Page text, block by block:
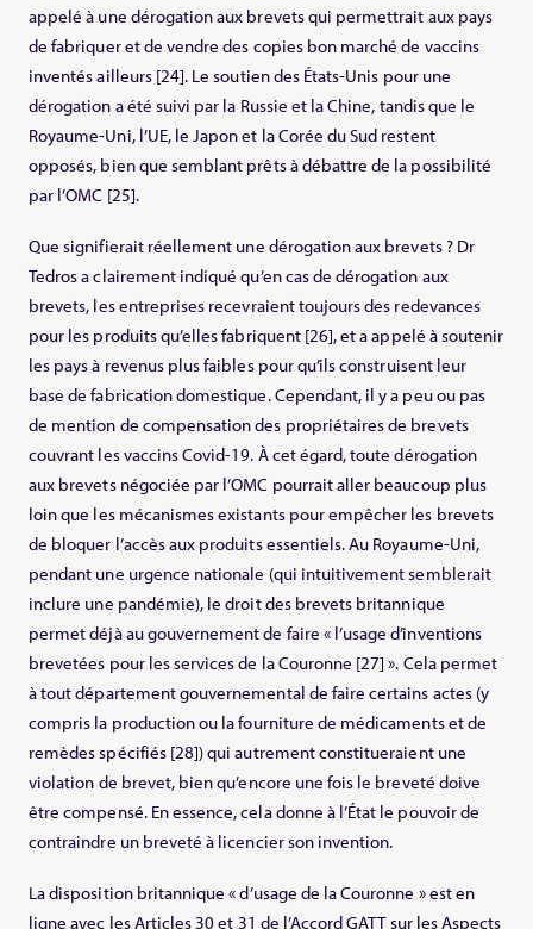
appelé à une dérogation aux brevets qui permettrait aux pays
de fabriquer et de vendre des copies bon marché de vaccins
inventés ailleurs [24]. Le soutien des États-Unis pour une
dérogation a été suivi par la Russie et la Chine, tandis que le
Royaume-Uni, l’UE, le Japon et la Corée du Sud restent
opposés, bien que semblant prêts à débattre de la possibilité
par l’OMC [25].
Que signifierait réellement une dérogation aux brevets ? Dr
Tedros a clairement indiqué qu’en cas de dérogation aux
brevets, les entreprises recevraient toujours des redevances
pour les produits qu’elles fabriquent [26], et a appelé à soutenir
les pays à revenus plus faibles pour qu’ils construisent leur
base de fabrication domestique. Cependant, il y a peu ou pas
de mention de compensation des propriétaires de brevets
couvrant les vaccins Covid-19. À cet égard, toute dérogation
aux brevets négociée par l’OMC pourrait aller beaucoup plus
loin que les mécanismes existants pour empêcher les brevets
de bloquer l’accès aux produits essentiels. Au Royaume-Uni,
pendant une urgence nationale (qui intuitivement semblerait
inclure une pandémie), le droit des brevets britannique
permet déjà au gouvernement de faire « l’usage d’inventions
brevetées pour les services de la Couronne [27] ». Cela permet
à tout département gouvernemental de faire certains actes (y
compris la production ou la fourniture de médicaments et de
remèdes spécifiés [28]) qui autrement constitueraient une
violation de brevet, bien qu’encore une fois le breveté doive
être compensé. En essence, cela donne à l’État le pouvoir de
contraindre un breveté à licencier son invention.
La disposition britannique « d’usage de la Couronne » est en
ligne avec les Articles 30 et 31 de l’Accord GATT sur les Aspects